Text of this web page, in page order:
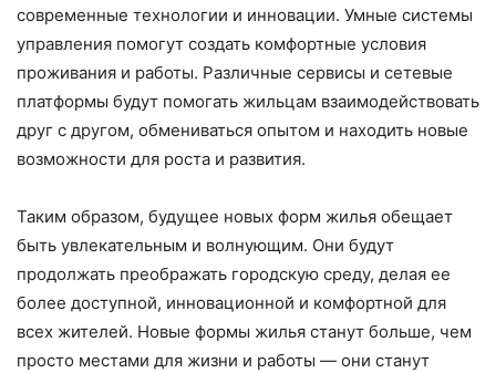
современные технологии и инновации. Умные системы
управления помогут создать комфортные условия
проживания и работы. Различные сервисы и сетевые
платформы будут помогать жильцам взаимодействовать
друг с другом, обмениваться опытом и находить новые
возможности для роста и развития.
Таким образом, будущее новых форм жилья обещает
быть увлекательным и волнующим. Они будут
продолжать преображать городскую среду, делая ее
более доступной, инновационной и комфортной для
всех жителей. Новые формы жилья станут больше, чем
просто местами для жизни и работы — они станут